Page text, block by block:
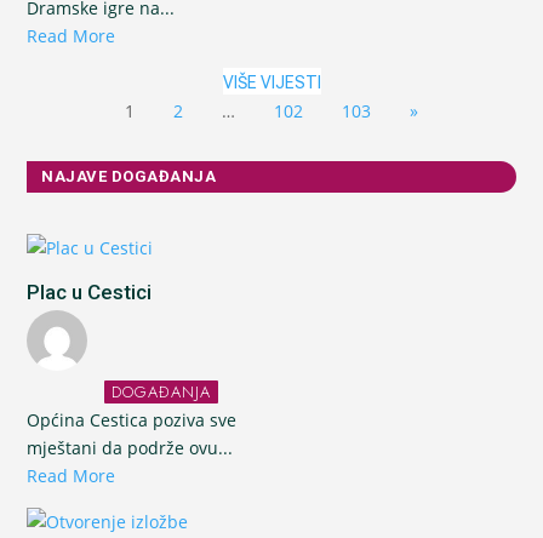
Dramske igre na...
Read More
VIŠE VIJESTI
1 2 … 102 103 »
NAJAVE DOGAĐANJA
Plac u Cestici
DOGAĐANJA
Općina Cestica poziva sve
mještani da podrže ovu...
Read More